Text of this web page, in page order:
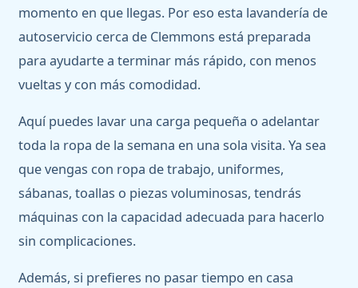
momento en que llegas. Por eso esta lavandería de
autoservicio cerca de Clemmons está preparada
para ayudarte a terminar más rápido, con menos
vueltas y con más comodidad.
Aquí puedes lavar una carga pequeña o adelantar
toda la ropa de la semana en una sola visita. Ya sea
que vengas con ropa de trabajo, uniformes,
sábanas, toallas o piezas voluminosas, tendrás
máquinas con la capacidad adecuada para hacerlo
sin complicaciones.
Además, si prefieres no pasar tiempo en casa